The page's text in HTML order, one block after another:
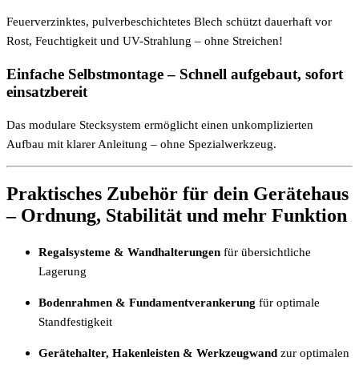
Feuerverzinktes, pulverbeschichtetes Blech schützt dauerhaft vor
Rost, Feuchtigkeit und UV-Strahlung – ohne Streichen!
Einfache Selbstmontage – Schnell aufgebaut, sofort
einsatzbereit
Das modulare Stecksystem ermöglicht einen unkomplizierten
Aufbau mit klarer Anleitung – ohne Spezialwerkzeug.
Praktisches Zubehör für dein Gerätehaus
– Ordnung, Stabilität und mehr Funktion
Regalsysteme & Wandhalterungen für übersichtliche
Lagerung
Bodenrahmen & Fundamentverankerung für optimale
Standfestigkeit
Gerätehalter, Hakenleisten & Werkzeugwand zur optimalen